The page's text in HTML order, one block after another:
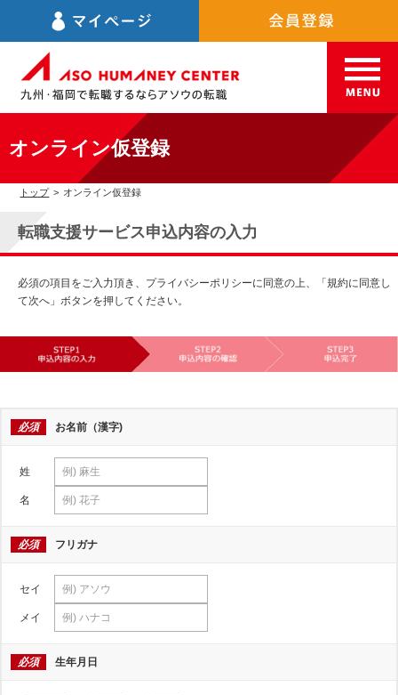
オンライン仮登録
トップ > オンライン仮登録
転職支援サービス申込内容の入力
必須の項目をご入力頂き、プライバシーポリシーに同意の上、「規約に同意し
て次へ」ボタンを押してください。
必須 お名前（漢字)
姓
名
必須 フリガナ
セイ
メイ
必須 生年月日